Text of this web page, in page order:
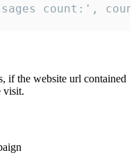
count:',
if the website url contained
visit.